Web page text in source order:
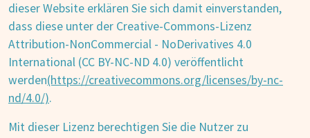
dieser Website erklären Sie sich damit einverstanden,
dass diese unter der Creative-Commons-Lizenz
Attribution-NonCommercial - NoDerivatives 4.0
International (CC BY-NC-ND 4.0) veröffentlicht
werden(https://creativecommons.org/licenses/by-nc-
nd/4.0/).
Mit dieser Lizenz berechtigen Sie die Nutzer zu